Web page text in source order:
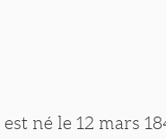
né le 12 mars